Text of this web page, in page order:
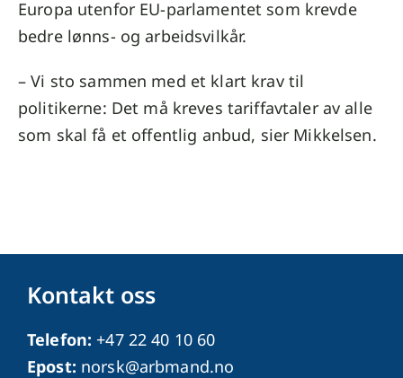
Europa utenfor EU-parlamentet som krevde
bedre lønns- og arbeidsvilkår.
– Vi sto sammen med et klart krav til
politikerne: Det må kreves tariffavtaler av alle
som skal få et offentlig anbud, sier Mikkelsen.
Kontakt oss
Telefon: +47 22 40 10 60
Epost: norsk@arbmand.no